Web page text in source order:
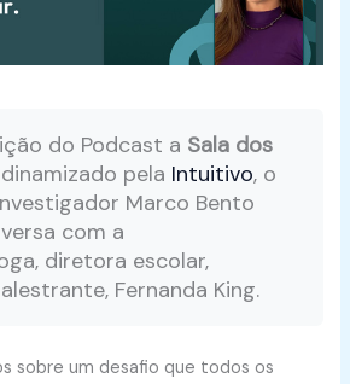
do Podcast a Sala dos
pela Intuitivo, o
Marco Bento
com a
diretora escolar,
Fernanda King.
sobre um desafio que todos os